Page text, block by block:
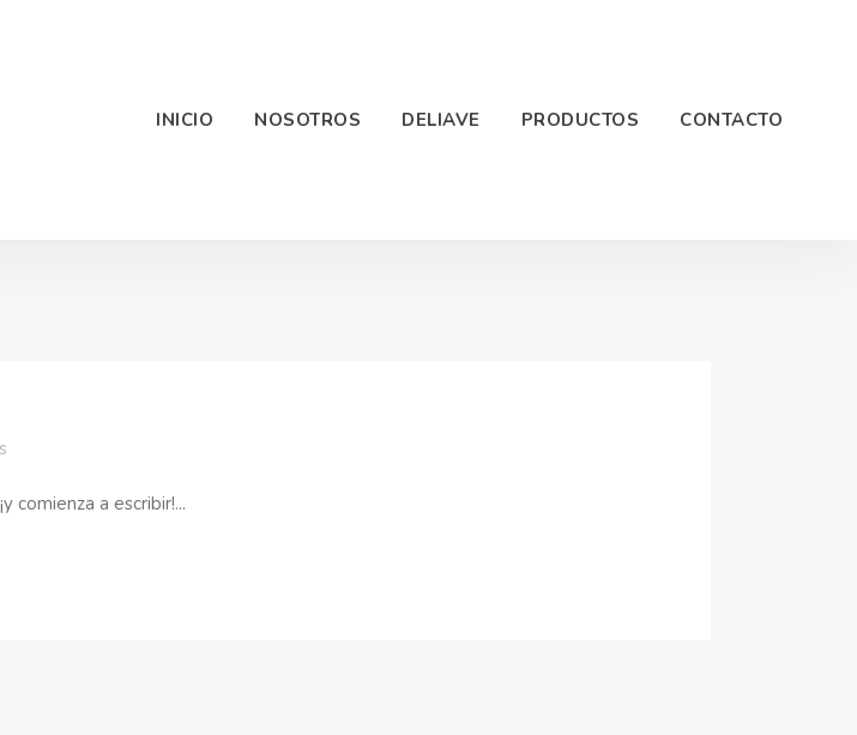
INICIO NOSOTROS DELIAVE PRODUCTOS CONTACTO
comienza a escribir!...